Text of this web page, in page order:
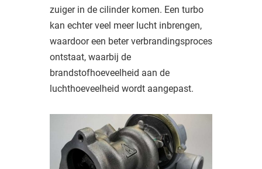
zuiger in de cilinder komen. Een turbo
kan echter veel meer lucht inbrengen,
waardoor een beter verbrandingsproces
ontstaat, waarbij de
brandstofhoeveelheid aan de
luchthoeveelheid wordt aangepast.